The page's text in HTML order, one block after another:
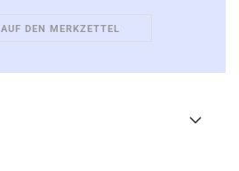
AUF DEN MERKZETTEL